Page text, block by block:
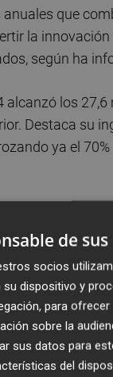
que
la
según ha
los
Destaca su
ya el
de
como
representa
de
socios
dispositivo y
para
sobre la
sus datos para
del